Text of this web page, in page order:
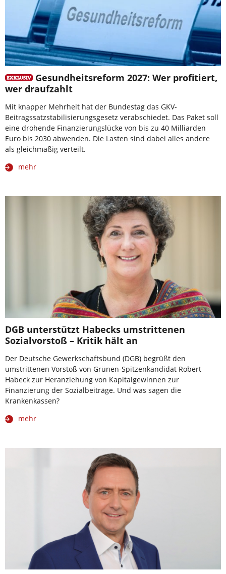
Gesundheitsreform 2027: Wer profitiert,
wer draufzahlt
Mit knapper Mehrheit hat der Bundestag das GKV-
Beitragssatzstabilisierungsgesetz verabschiedet. Das Paket soll
eine drohende Finanzierungslücke von bis zu 40 Milliarden
Euro bis 2030 abwenden. Die Lasten sind dabei alles andere
als gleichmäßig verteilt.
mehr
DGB unterstützt Habecks umstrittenen
Sozialvorstoß – Kritik hält an
Der Deutsche Gewerkschaftsbund (DGB) begrüßt den
umstrittenen Vorstoß von Grünen-Spitzenkandidat Robert
Habeck zur Heranziehung von Kapitalgewinnen zur
Finanzierung der Sozialbeiträge. Und was sagen die
Krankenkassen?
mehr